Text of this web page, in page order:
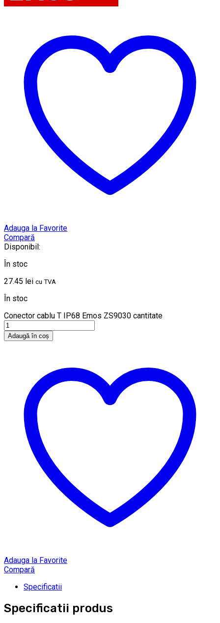
Adauga la Favorite
Compară
Disponibil:
În stoc
27.45 lei cu TVA
În stoc
Conector cablu T IP68 Emos ZS9030 cantitate
Adaugă în coș
Adauga la Favorite
Compară
Specificatii
Specificatii produs